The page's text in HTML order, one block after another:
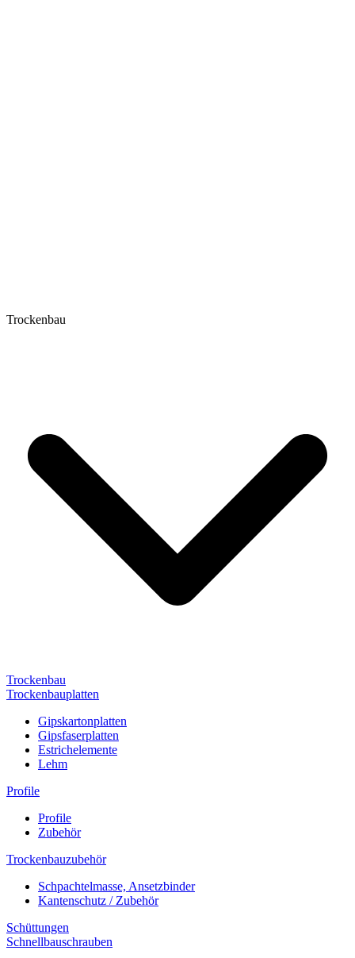
Trockenbau
Trockenbau
Trockenbauplatten
Gipskartonplatten
Gipsfaserplatten
Estrichelemente
Lehm
Profile
Profile
Zubehör
Trockenbauzubehör
Schpachtelmasse, Ansetzbinder
Kantenschutz / Zubehör
Schüttungen
Schnellbauschrauben